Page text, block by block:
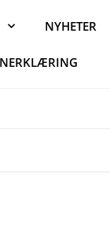
NYHETER